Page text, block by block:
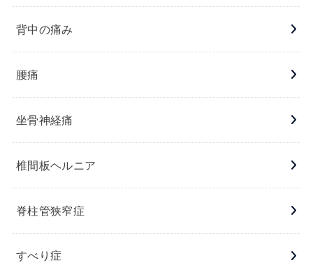
背中の痛み
腰痛
坐骨神経痛
椎間板ヘルニア
脊柱管狭窄症
すべり症